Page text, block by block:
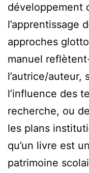
développement
l’apprentissage
approches
manuel
l’autrice/auteur,
l’influence des
recherche, ou
les plans
qu’un livre est
patrimoine